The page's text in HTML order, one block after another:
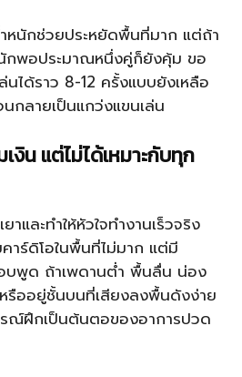
หนักช่วยประหยัดพื้นที่มาก แต่ถ้า
กพอประมาณหนึ่งคู่ก็ยังคุ้ม ขอ
ได้ราว 8-12 ครั้งแบบยังเหลือ
กลายเป็นแกว่งแขนเล่น
งิน แต่ไม่ได้เหมาะกับทุก
าและทำให้หัวใจทำงานเร็วจริง
าร์ดิโอในพื้นที่ไม่มาก แต่มี
อบพูด ถ้าเพดานต่ำ พื้นลื่น น่อง
รืออยู่ชั้นบนที่เสียงลงพื้นดังง่าย
ณ์ฝึกเป็นต้นตอของอาการปวด